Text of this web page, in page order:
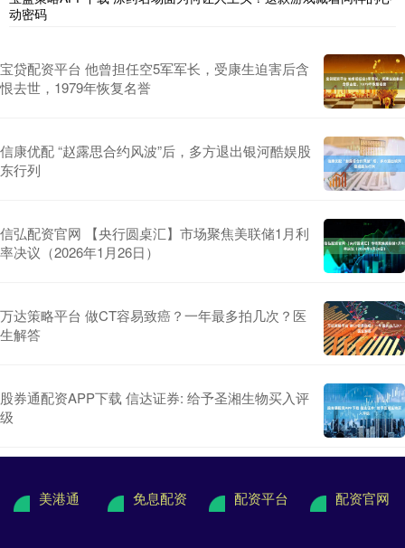
动密码
宝贷配资平台 他曾担任空5军军长，受康生迫害后含
恨去世，1979年恢复名誉
信康优配 “赵露思合约风波”后，多方退出银河酷娱股
东行列
信弘配资官网 【央行圆桌汇】市场聚焦美联储1月利
率决议（2026年1月26日）
万达策略平台 做CT容易致癌？一年最多拍几次？医
生解答
股券通配资APP下载 信达证券: 给予圣湘生物买入评
级
美港通 免息配资 配资平台 配资官网